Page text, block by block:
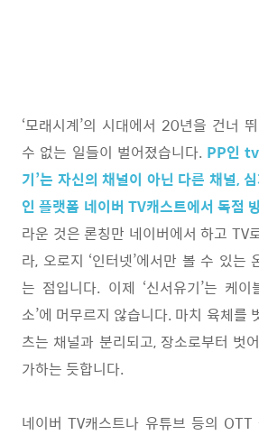
‘모래시계’의 시대에서 20년을 건너
수 없는 일들이 벌어졌습니다. PP인
기’는 자신의 채널이 아닌 다른 채널,
인 플랫폼 네이버 TV캐스트에서 독점
라운 것은 론칭만 네이버에서 하고 TV
라, 오로지 ‘인터넷’에서만 볼 수 있는
는 점입니다. 이제 ‘신서유기’는 케이
소’에 머무르지 않습니다. 마치 육체를
츠는 채널과 분리되고, 장소로부터 벗
가하는 듯합니다.
네이버 TV캐스트나 유튜브 등의